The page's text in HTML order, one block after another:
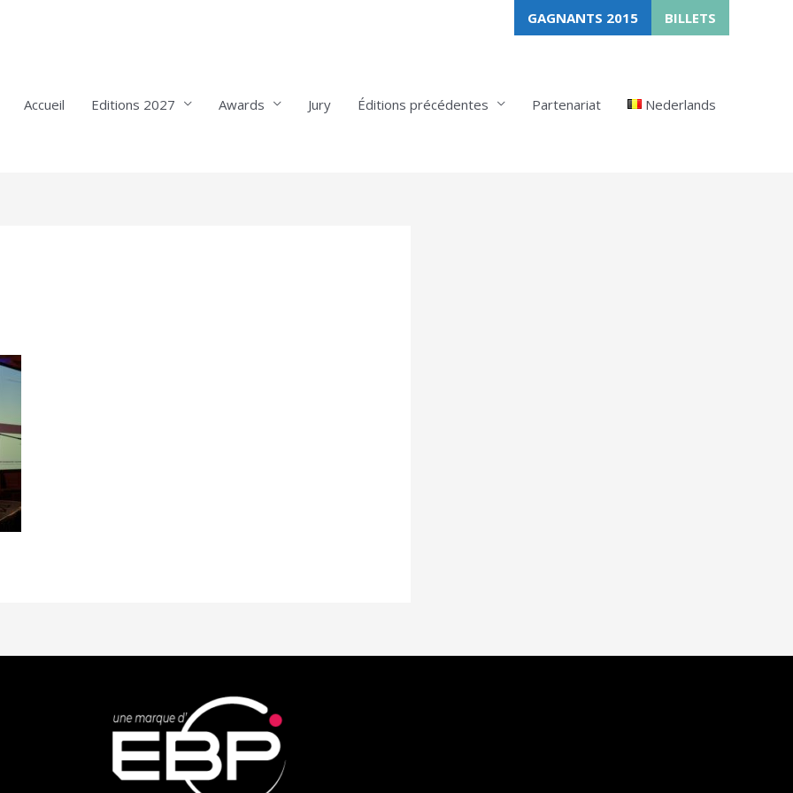
GAGNANTS 2015 BILLETS
Accueil Editions 2027 Awards Jury Éditions précédentes Partenariat Nederlands